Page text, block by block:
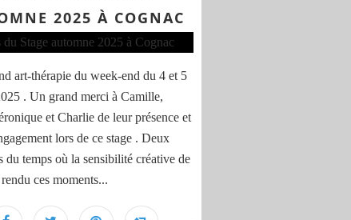
2025 À COGNAC
art-thérapie du week-end du 4 et 5
. Un grand merci à Camille,
et Charlie de leur présence et
lors de ce stage . Deux
du temps où la sensibilité créative de
ces moments...